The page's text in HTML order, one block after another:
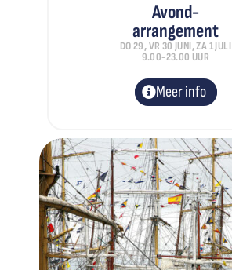
Avond-
arrangement
DO 29, VR 30 JUNI, ZA 1 JULI
9.00-23.00 UUR
Meer info